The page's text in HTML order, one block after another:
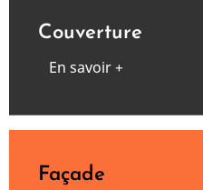
Couverture
En savoir +
Façade